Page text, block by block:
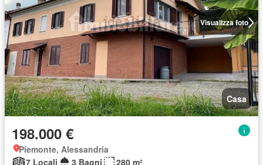
Visualizza foto
Casa
198.000 €
Piemonte, Alessandria
7 Locali
3 Bagni
280 m²